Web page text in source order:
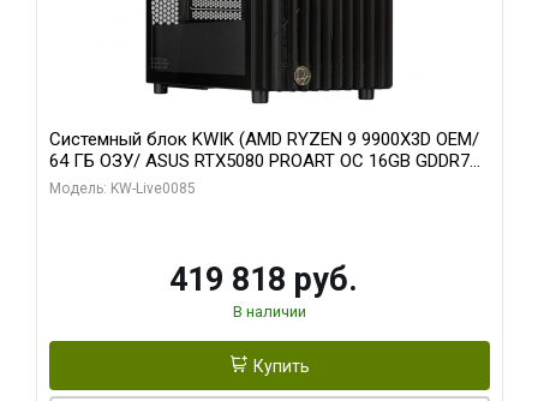
Системный блок KWIK (AMD RYZEN 9 9900X3D OEM/
64 ГБ ОЗУ/ ASUS RTX5080 PROART OC 16GB GDDR7
256bit Type-C DP 2/ 960 ГБ SSD)
Модель: KW-Live0085
419 818 руб.
В наличии
Купить